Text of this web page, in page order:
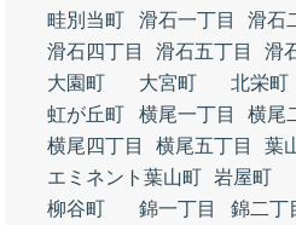
畦別当町
滑石一丁目 滑石
滑石四丁目
滑石五丁目 滑
大園町
大宮町 北栄町
虹が丘町
横尾一丁目 横尾
横尾四丁目
横尾五丁目 葉
エミネント葉山町 岩屋町
柳谷町
錦一丁目 錦二丁